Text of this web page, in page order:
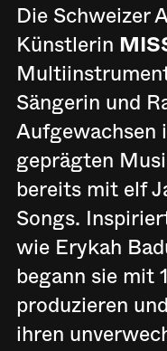
Die Schweizer
Künstlerin
Sängerin und
Aufgewachsen
geprägten
bereits mit elf
Songs.
wie Erykah
begann sie mit
produzieren
ihren